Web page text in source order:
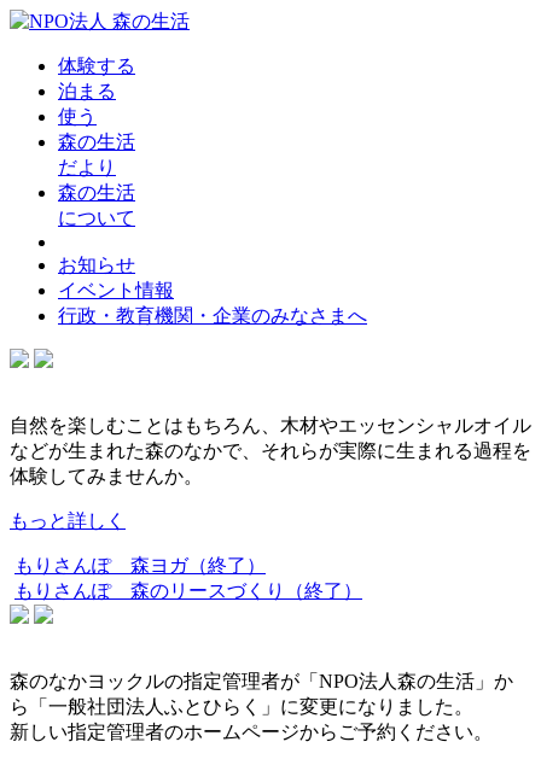
体験する
泊まる
使う
森の生活
だより
森の生活
について
お知らせ
イベント情報
行政・教育機関・企業のみなさまへ
自然を楽しむことはもちろん、木材やエッセンシャルオイル
などが生まれた森のなかで、それらが実際に生まれる過程を
体験してみませんか。
もっと詳しく
もりさんぽ 森ヨガ（終了）
もりさんぽ 森のリースづくり（終了）
森のなかヨックルの指定管理者が「NPO法人森の生活」か
ら「一般社団法人ふとひらく」に変更になりました。
新しい指定管理者のホームページからご予約ください。